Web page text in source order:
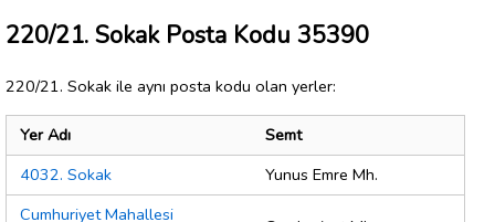
220/21. Sokak Posta Kodu 35390
220/21. Sokak ile aynı posta kodu olan yerler:
Yer Adı
Semt
4032. Sokak
Yunus Emre Mh.
Cumhuriyet Mahallesi